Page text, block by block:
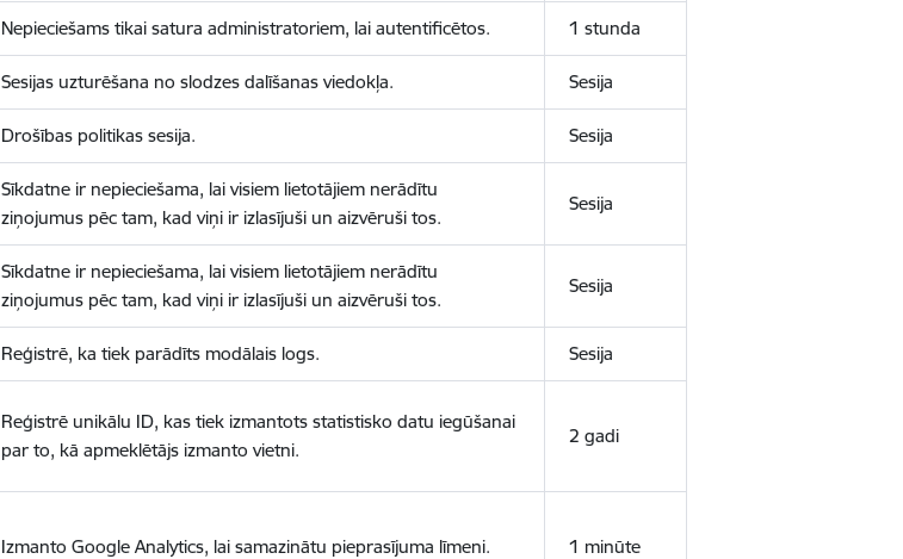
Nepieciešams tikai satura administratoriem, lai autentificētos. 1 stunda
Sesijas uzturēšana no slodzes dalīšanas viedokļa. Sesija
Drošības politikas sesija. Sesija
Sīkdatne ir nepieciešama, lai visiem lietotājiem nerādītu
ziņojumus pēc tam, kad viņi ir izlasījuši un aizvēruši tos.
Sesija
Sīkdatne ir nepieciešama, lai visiem lietotājiem nerādītu
ziņojumus pēc tam, kad viņi ir izlasījuši un aizvēruši tos.
Sesija
Reģistrē, ka tiek parādīts modālais logs. Sesija
Reģistrē unikālu ID, kas tiek izmantots statistisko datu iegūšanai
par to, kā apmeklētājs izmanto vietni.
2 gadi
Izmanto Google Analytics, lai samazinātu pieprasījuma līmeni. 1 minūte